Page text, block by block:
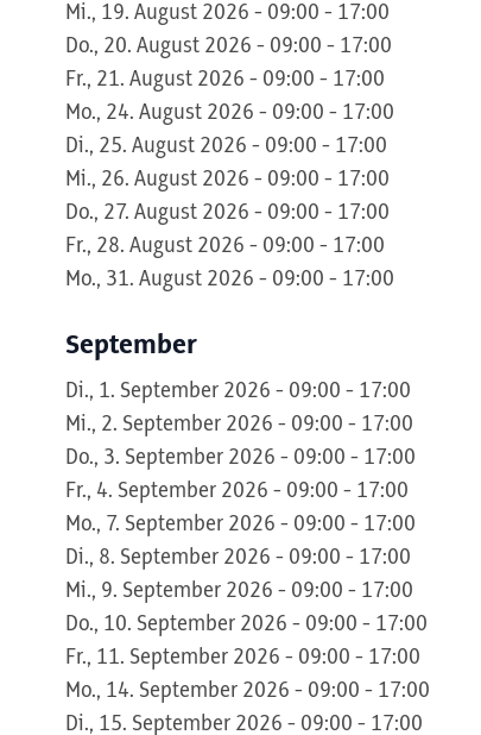
Mi., 19. August 2026 - 09:00 - 17:00
Do., 20. August 2026 - 09:00 - 17:00
Fr., 21. August 2026 - 09:00 - 17:00
Mo., 24. August 2026 - 09:00 - 17:00
Di., 25. August 2026 - 09:00 - 17:00
Mi., 26. August 2026 - 09:00 - 17:00
Do., 27. August 2026 - 09:00 - 17:00
Fr., 28. August 2026 - 09:00 - 17:00
Mo., 31. August 2026 - 09:00 - 17:00
September
Di., 1. September 2026 - 09:00 - 17:00
Mi., 2. September 2026 - 09:00 - 17:00
Do., 3. September 2026 - 09:00 - 17:00
Fr., 4. September 2026 - 09:00 - 17:00
Mo., 7. September 2026 - 09:00 - 17:00
Di., 8. September 2026 - 09:00 - 17:00
Mi., 9. September 2026 - 09:00 - 17:00
Do., 10. September 2026 - 09:00 - 17:00
Fr., 11. September 2026 - 09:00 - 17:00
Mo., 14. September 2026 - 09:00 - 17:00
Di., 15. September 2026 - 09:00 - 17:00